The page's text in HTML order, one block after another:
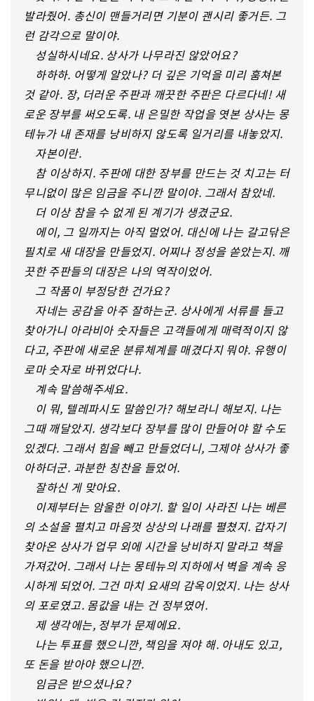
발라줬어. 총신이 맨들거리면 기분이 괜시리 좋거든. 그
런 감각으로 말이야.
성실하시네요. 상사가 나무라진 않았어요?
하하하. 어떻게 알았나? 더 깊은 기억을 미리 훔쳐본
것 같아. 장, 더러운 주판과 깨끗한 주판은 다르다네! 새
로운 장부를 써오도록. 내 은밀한 작업을 엿본 상사는 몽
테뉴가 내 존재를 낭비하지 않도록 일거리를 내놓았지.
자본이란.
참 이상하지. 주판에 대한 장부를 만드는 것 치고는 터
무니없이 많은 임금을 주니깐 말이야. 그래서 참았네.
더 이상 참을 수 없게 된 계기가 생겼군요.
에이, 그 일까지는 아직 멀었어. 대신에 나는 갈고닦은
필치로 새 대장을 만들었지. 어찌나 정성을 쏟았는지. 깨
끗한 주판들의 대장은 나의 역작이었어.
그 작품이 부정당한 건가요?
자네는 공감을 아주 잘하는군. 상사에게 서류를 들고
찾아가니 아라비아 숫자들은 고객들에게 매력적이지 않
다고, 주판에 새로운 분류체계를 매겼다지 뭐야. 유행이
로마 숫자로 바뀌었다나.
계속 말씀해주세요.
이 뭐, 텔레파시도 말씀인가? 해보라니 해보지. 나는
그때 깨달았지. 생각보다 장부를 많이 만들어야 할 수도
있겠다. 그래서 힘을 빼고 만들었더니, 그제야 상사가 좋
아하더군. 과분한 칭찬을 들었어.
잘하신 게 맞아요.
이제부터는 암울한 이야기. 할 일이 사라진 나는 베른
의 소설을 펼치고 마음껏 상상의 나래를 펼쳤지. 갑자기
찾아온 상사가 업무 외에 시간을 낭비하지 말라고 책을
가져갔어. 그래서 나는 몽테뉴의 지하에서 벽을 계속 응
시하게 되었어. 그건 마치 요새의 감옥이었지. 나는 상사
의 포로였고. 몸값을 내는 건 정부였어.
제 생각에는, 정부가 문제에요.
나는 투표를 했으니깐, 책임을 져야 해. 아내도 있고,
또 돈을 받아야 했으니깐.
임금은 받으셨나요?